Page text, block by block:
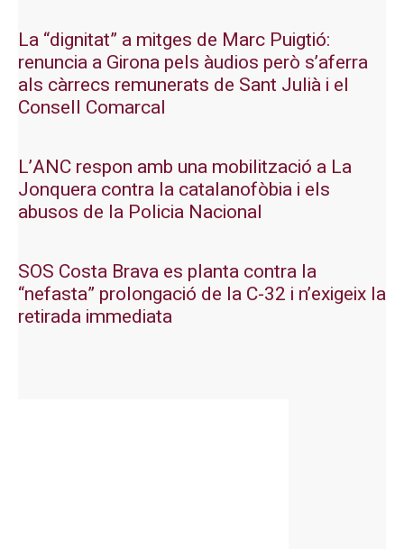
La “dignitat” a mitges de Marc Puigtió:
renuncia a Girona pels àudios però s’aferra
als càrrecs remunerats de Sant Julià i el
Consell Comarcal
L’ANC respon amb una mobilització a La
Jonquera contra la catalanofòbia i els
abusos de la Policia Nacional
SOS Costa Brava es planta contra la
“nefasta” prolongació de la C-32 i n’exigeix la
retirada immediata